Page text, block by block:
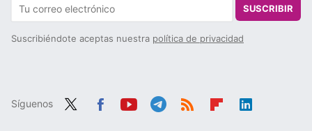
SUSCRIBIR
Suscribiéndote aceptas nuestra política de privacidad
Síguenos